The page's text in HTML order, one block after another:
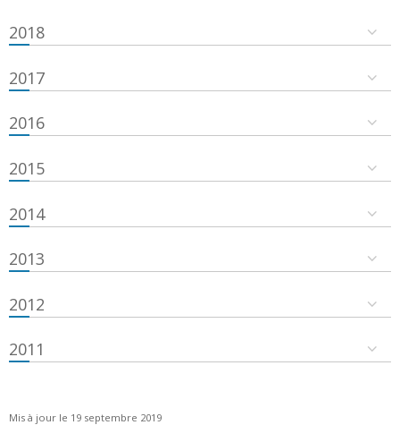
2018
2017
2016
2015
2014
2013
2012
2011
Mis à jour le 19 septembre 2019